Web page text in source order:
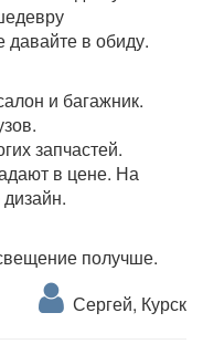
в обиду.
и багажник.
запчастей.
в цене. На
получше.
Сергей, Курск